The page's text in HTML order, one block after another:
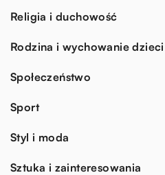
Religia i duchowość
Rodzina i wychowanie dzieci
Społeczeństwo
Sport
Styl i moda
Sztuka i zainteresowania